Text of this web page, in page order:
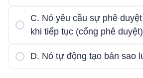
C. Nó yêu cầu sự phê
khi tiếp tục (cổng phê duyệt)
D. Nó tự động tạo bản sao